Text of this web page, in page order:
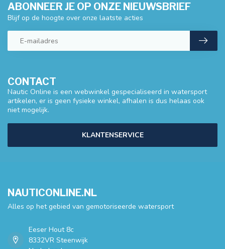
CONTACT
Nautic Online is een webwinkel gespecialiseerd in watersport
artikelen, er is geen fysieke winkel, afhalen is dus helaas ook
niet mogelijk.
KLANTENSERVICE
ABONNEER JE OP ONZE NIEUWSBRIEF
Blijf op de hoogte over onze laatste acties
NAUTICONLINE.NL
Alles op het gebied van gemotoriseerde watersport
Eeser Hout 8c
8332VR Steenwijk